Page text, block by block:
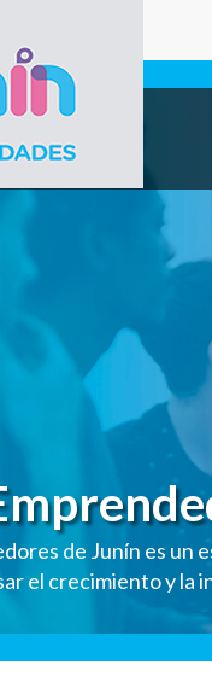
de Junín es
el crecimiento y la